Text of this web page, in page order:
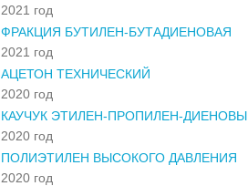
2021 год
ФРАКЦИЯ БУТИЛЕН-БУТАДИЕНОВАЯ
2021 год
АЦЕТОН ТЕХНИЧЕСКИЙ
2020 год
КАУЧУК ЭТИЛЕН-ПРОПИЛЕН-
2020 год
ПОЛИЭТИЛЕН ВЫСОКОГО ДАВЛЕНИЯ
2020 год